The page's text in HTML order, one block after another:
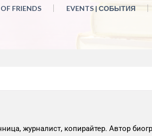
FRIENDS EVENTS | СОБЫТИЯ
журналист, копирайтер. Автор